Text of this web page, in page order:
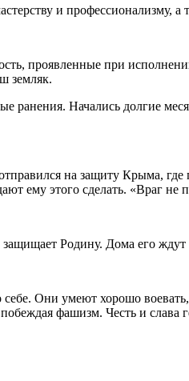
и
проявленные при
земляк.
ранения. Начались долгие
на защиту Крыма,
ему этого сделать. «Враг
Родину. Дома его
себе. Они умеют хорошо
фашизм. Честь и слава